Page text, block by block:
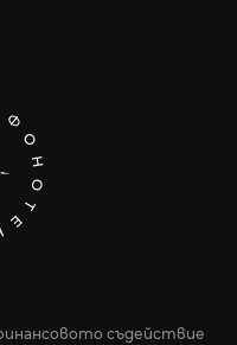
съдействие